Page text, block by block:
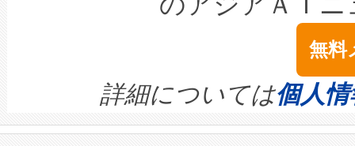
ームを利用すれば、6,000万
きます。この効率性は、フェ
念は、現在データセンターが
ます。 Voltaiq provides a
quality and reliability for AI
BESS stack to ensure battery
は1535 nmレーザーを搭載。
イズの小径化を実現すること
す。ノーマルモードでは、
ートル先まで検出でき、これ
無料
詳細については個人